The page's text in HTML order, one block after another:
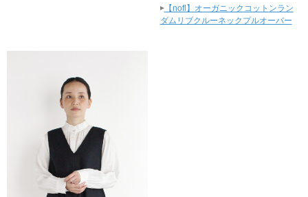
▸【nofl】オーガニックコットンラン
ダムリブクルーネックプルオーバー